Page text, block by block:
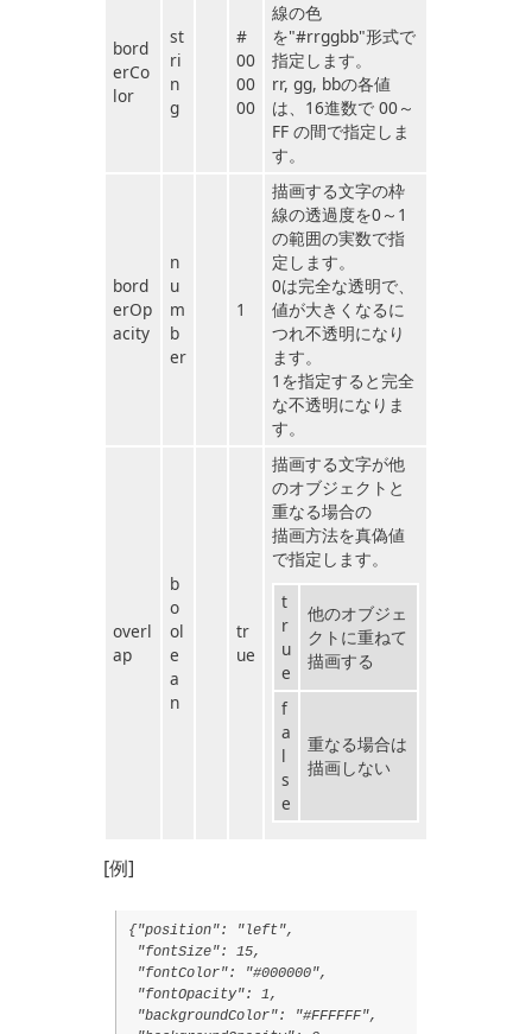
bord
erCo
lor
st
ri
n
g
#
00
00
00
線の色
を"#rrggbb"形式で
指定します。
rr, gg, bbの各値
は、16進数で 00～
FF の間で指定しま
す。
bord
erOp
acity
n
u
m
b
er
1
描画する文字の枠
線の透過度を0～1
の範囲の実数で指
定します。
0は完全な透明で、
値が大きくなるに
つれ不透明になり
ます。
1を指定すると完全
な不透明になりま
す。
overl
ap
b
o
ol
e
a
n
tr
ue
描画する文字が他
のオブジェクトと
重なる場合の
描画方法を真偽値
で指定します。
t
r
u
e
他のオブジェ
クトに重ねて
描画する
f
a
l
s
e
重なる場合は
描画しない
[例]
{"position": "left",
"fontSize": 15,
"fontColor": "#000000",
"fontOpacity": 1,
"backgroundColor": "#FFFFFF",